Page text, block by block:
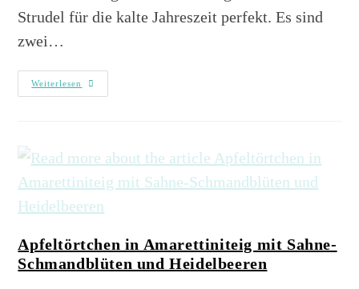
Strudel für die kalte Jahreszeit perfekt. Es sind
zwei…
Weiterlesen
Apfeltörtchen in Amarettiniteig mit Sahne-
Schmandblüten und Heidelbeeren